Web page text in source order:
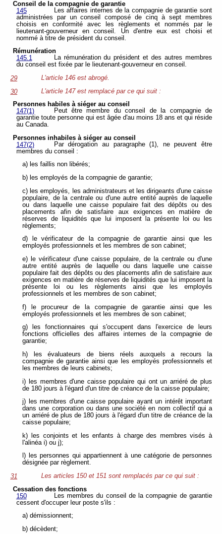
Conseil de la compagnie de garantie
145
Les affaires internes de la compagnie de garantie sont
administrées par un conseil composé de cinq à sept membres
choisis en conformité avec les règlements et nommés par le
lieutenant-gouverneur en conseil. Un d'entre eux est choisi et
nommé à titre de président du conseil.
Rémunération
145.1
La rémunération du président et des autres membres
du conseil est fixée par le lieutenant-gouverneur en conseil.
29
L'article 146 est abrogé.
30
L'article 147 est remplacé par ce qui suit :
Personnes habiles à siéger au conseil
147(1)
Peut être membre du conseil de la compagnie de
garantie toute personne qui est âgée d'au moins 18 ans et qui réside
au Canada.
Personnes inhabiles à siéger au conseil
147(2)
Par dérogation au paragraphe (1), ne peuvent être
membres du conseil :
a) les faillis non libérés;
b) les employés de la compagnie de garantie;
c) les employés, les administrateurs et les dirigeants d'une caisse
populaire, de la centrale ou d'une autre entité auprès de laquelle
ou dans laquelle une caisse populaire fait des dépôts ou des
placements afin de satisfaire aux exigences en matière de
réserves de liquidités que lui imposent la présente loi ou les
règlements;
d) le vérificateur de la compagnie de garantie ainsi que les
employés professionnels et les membres de son cabinet;
e) le vérificateur d'une caisse populaire, de la centrale ou d'une
autre entité auprès de laquelle ou dans laquelle une caisse
populaire fait des dépôts ou des placements afin de satisfaire aux
exigences en matière de réserves de liquidités que lui imposent la
présente loi ou les règlements ainsi que les employés
professionnels et les membres de son cabinet;
f) le procureur de la compagnie de garantie ainsi que les
employés professionnels et les membres de son cabinet;
g) les fonctionnaires qui s'occupent dans l'exercice de leurs
fonctions officielles des affaires internes de la compagnie de
garantie;
h) les évaluateurs de biens réels auxquels a recours la
compagnie de garantie ainsi que les employés professionnels et
les membres de leurs cabinets;
i) les membres d'une caisse populaire qui ont un arriéré de plus
de 180 jours à l'égard d'un titre de créance de la caisse populaire;
j) les membres d'une caisse populaire ayant un intérêt important
dans une corporation ou dans une société en nom collectif qui a
un arriéré de plus de 180 jours à l'égard d'un titre de créance de la
caisse populaire;
k) les conjoints et les enfants à charge des membres visés à
l'alinéa i) ou j);
l) les personnes qui appartiennent à une catégorie de personnes
désignée par règlement.
31
Les articles 150 et 151 sont remplacés par ce qui suit :
Cessation des fonctions
150
Les membres du conseil de la compagnie de garantie
cessent d'occuper leur poste s'ils :
a) démissionnent;
b) décèdent;